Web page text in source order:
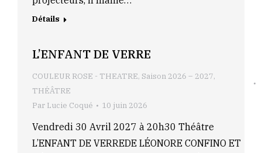
Détails
L’ENFANT DE VERRE
COULEUR ROSE - THEATRE, Saison 2026 – 2027,
THÉÂTRE
Par Lucie Coqué 10 juin 2026
Vendredi 30 Avril 2027 à 20h30 Théâtre
L’ENFANT DE VERREDE LÉONORE CONFINO ET